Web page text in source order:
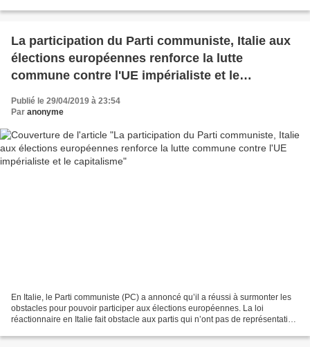
La participation du Parti communiste, Italie aux
élections européennes renforce la lutte
commune contre l'UE impérialiste et le
capitalisme
Publié le 29/04/2019 à 23:54
Par anonyme
En Italie, le Parti communiste (PC) a annoncé qu’il a réussi à surmonter les
obstacles pour pouvoir participer aux élections européennes. La loi
réactionnaire en Italie fait obstacle aux partis qui n’ont pas de représentation